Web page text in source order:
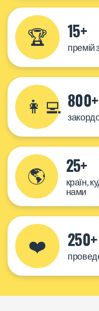
🏆 15+
премій
👩‍💻 800+
🌎 25+
країн,
нами
❤️ 250+